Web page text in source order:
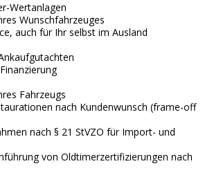
Wertanlagen
Wunschfahrzeuges
auch für Ihr selbst im Ausland
Fahrzeugs
nach Kundenwunsch (frame-off
nach § 21 StVZO für Import- und
von Oldtimerzertifizierungen nach